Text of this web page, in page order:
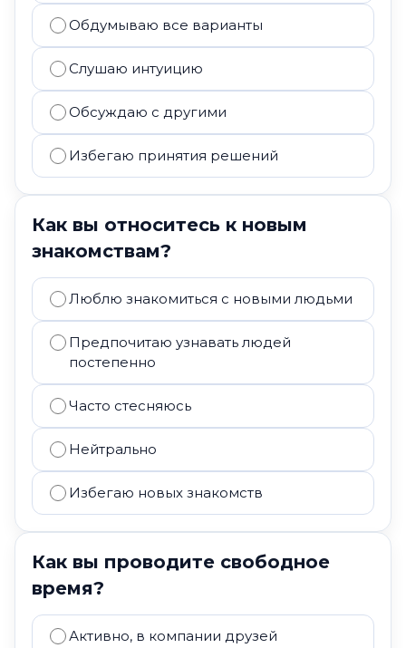
Обдумываю все варианты
Слушаю интуицию
Обсуждаю с другими
Избегаю принятия решений
Как вы относитесь к новым
знакомствам?
Люблю знакомиться с новыми людьми
Предпочитаю узнавать людей
постепенно
Часто стесняюсь
Нейтрально
Избегаю новых знакомств
Как вы проводите свободное
время?
Активно, в компании друзей